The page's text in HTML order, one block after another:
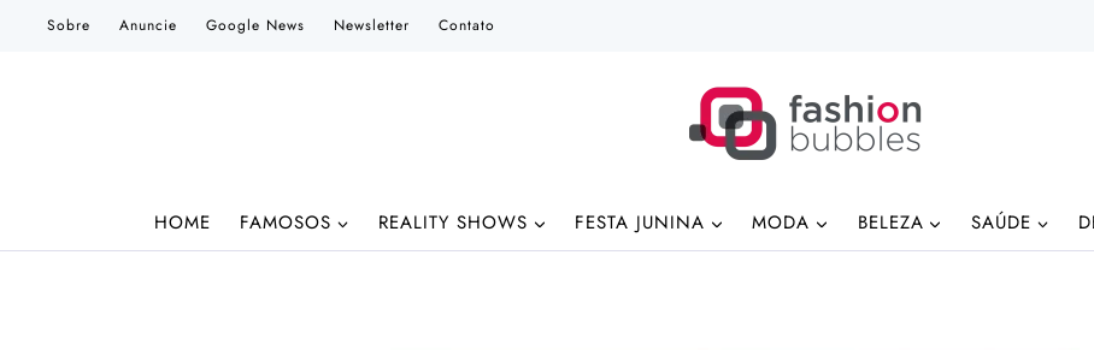
Sobre Anuncie Google News Newsletter Contato
HOME FAMOSOS REALITY SHOWS FESTA JUNINA MODA BELEZA SAÚDE